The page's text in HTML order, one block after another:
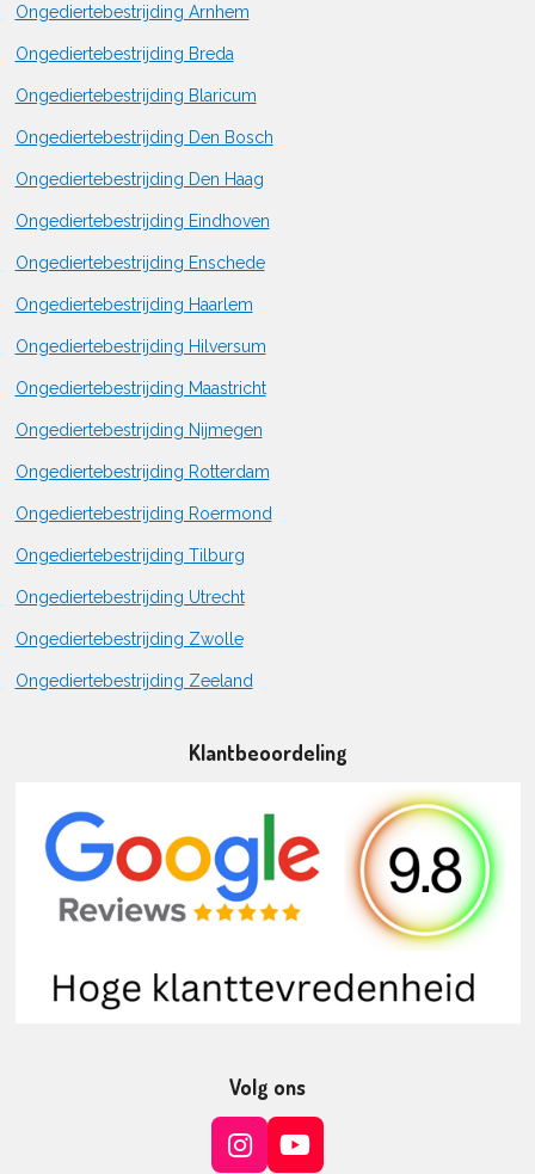
Ongediertebestrijding Arnhem
Ongediertebestrijding Breda
Ongediertebestrijding Blaricum
Ongediertebestrijding Den Bosch
Ongediertebestrijding Den Haag
Ongediertebestrijding Eindhoven
Ongediertebestrijding Enschede
Ongediertebestrijding Haarlem
Ongediertebestrijding Hilversum
Ongediertebestrijding Maastricht
Ongediertebestrijding Nijmegen
Ongediertebestrijding Rotterdam
Ongediertebestrijding Roermond
Ongediertebestrijding Tilburg
Ongediertebestrijding Utrecht
Ongediertebestrijding Zwolle
Ongediertebestrijding Zeeland
Klantbeoordeling
Volg ons
I
Y